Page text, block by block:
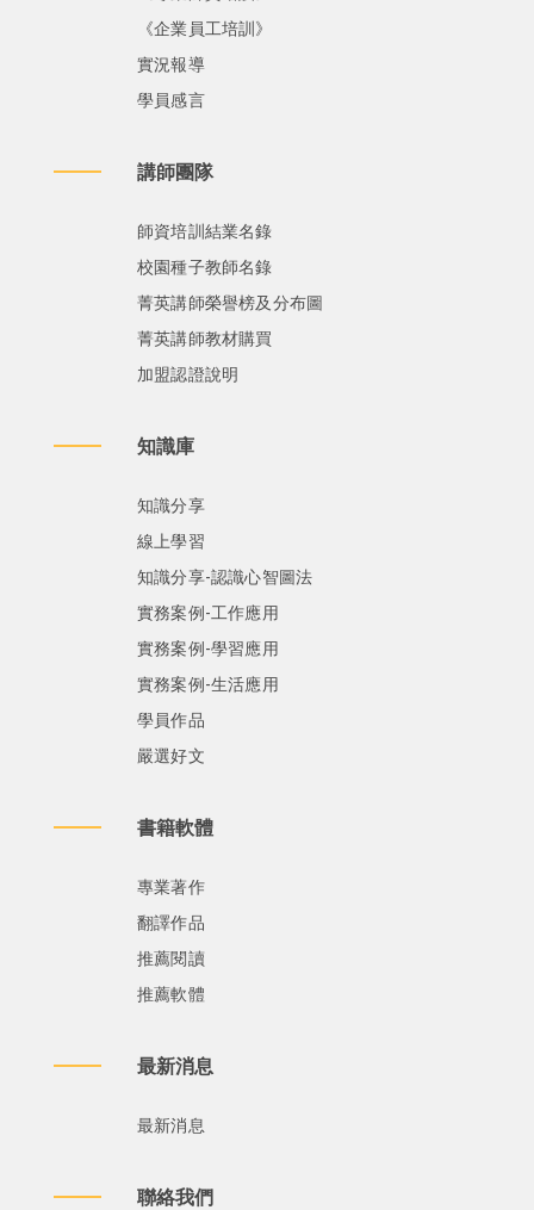
《企業員工培訓》
實況報導
學員感言
講師團隊
師資培訓結業名錄
校園種子教師名錄
菁英講師榮譽榜及分布圖
菁英講師教材購買
加盟認證說明
知識庫
知識分享
線上學習
知識分享-認識心智圖法
實務案例-工作應用
實務案例-學習應用
實務案例-生活應用
學員作品
嚴選好文
書籍軟體
專業著作
翻譯作品
推薦閱讀
推薦軟體
最新消息
最新消息
聯絡我們